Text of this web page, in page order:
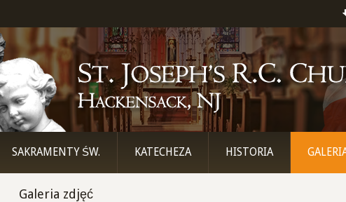
SAKRAMENTY ŚW. KATECHEZA HISTORIA
Galeria zdjęć